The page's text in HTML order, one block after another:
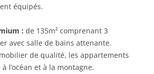
équipés.
: de 135m² comprenant 3
avec salle de bains attenante.
de qualité, les appartements
l’océan et à la montagne.